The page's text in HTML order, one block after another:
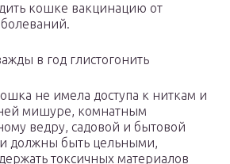
кошке вакцинацию от
в год глистогонить
не имела доступа к ниткам и
мишуре, комнатным
ведру, садовой и бытовой
должны быть цельными,
токсичных материалов